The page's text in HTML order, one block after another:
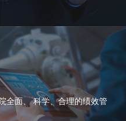
全面、 科学、合理的绩效管